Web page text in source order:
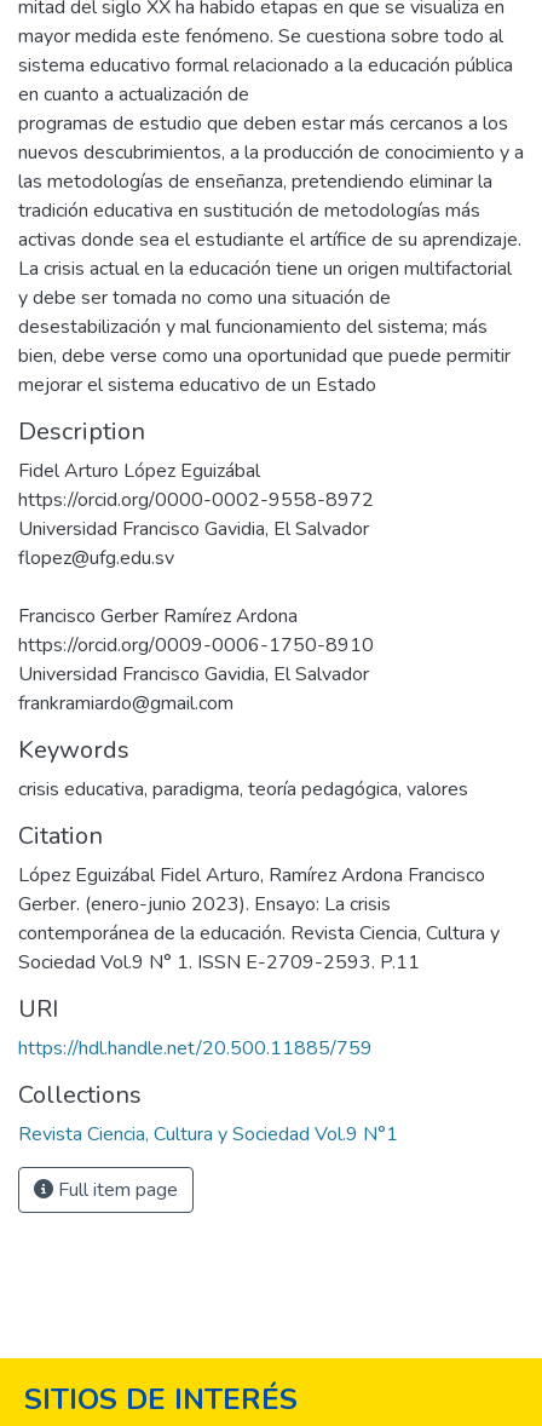
mitad del siglo XX ha habido etapas en que se visualiza en
mayor medida este fenómeno. Se cuestiona sobre todo al
sistema educativo formal relacionado a la educación pública
en cuanto a actualización de
programas de estudio que deben estar más cercanos a los
nuevos descubrimientos, a la producción de conocimiento y a
las metodologías de enseñanza, pretendiendo eliminar la
tradición educativa en sustitución de metodologías más
activas donde sea el estudiante el artífice de su aprendizaje.
La crisis actual en la educación tiene un origen multifactorial
y debe ser tomada no como una situación de
desestabilización y mal funcionamiento del sistema; más
bien, debe verse como una oportunidad que puede permitir
mejorar el sistema educativo de un Estado
Description
Fidel Arturo López Eguizábal
https://orcid.org/0000-0002-9558-8972
Universidad Francisco Gavidia, El Salvador
flopez@ufg.edu.sv
Francisco Gerber Ramírez Ardona
https://orcid.org/0009-0006-1750-8910
Universidad Francisco Gavidia, El Salvador
frankramiardo@gmail.com
Keywords
crisis educativa, paradigma, teoría pedagógica, valores
Citation
López Eguizábal Fidel Arturo, Ramírez Ardona Francisco
Gerber. (enero-junio 2023). Ensayo: La crisis
contemporánea de la educación. Revista Ciencia, Cultura y
Sociedad Vol.9 N° 1. ISSN E-2709-2593. P.11
URI
https://hdl.handle.net/20.500.11885/759
Collections
Revista Ciencia, Cultura y Sociedad Vol.9 N°1
Full item page
SITIOS DE INTERÉS